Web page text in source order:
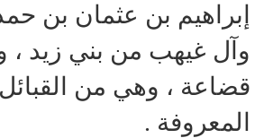
إبراهيم بن عثمان بن
وآل غيهب من بني زيد ،
قضاعة ، وهي من القبائل
المعروفة .